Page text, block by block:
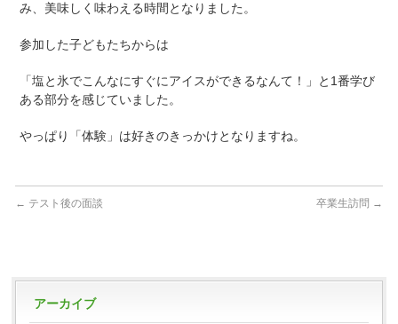
み、美味しく味わえる時間となりました。
参加した子どもたちからは
「塩と氷でこんなにすぐにアイスができるなんて！」と1番学び
ある部分を感じていました。
やっぱり「体験」は好きのきっかけとなりますね。
← テスト後の面談 卒業生訪問 →
アーカイブ